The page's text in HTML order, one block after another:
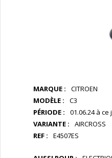
MARQUE :
CITROEN
MODÈLE :
C3
PÉRIODE :
01.06.24 à ce
VARIANTE :
AIRCROSS
REF :
E4507ES